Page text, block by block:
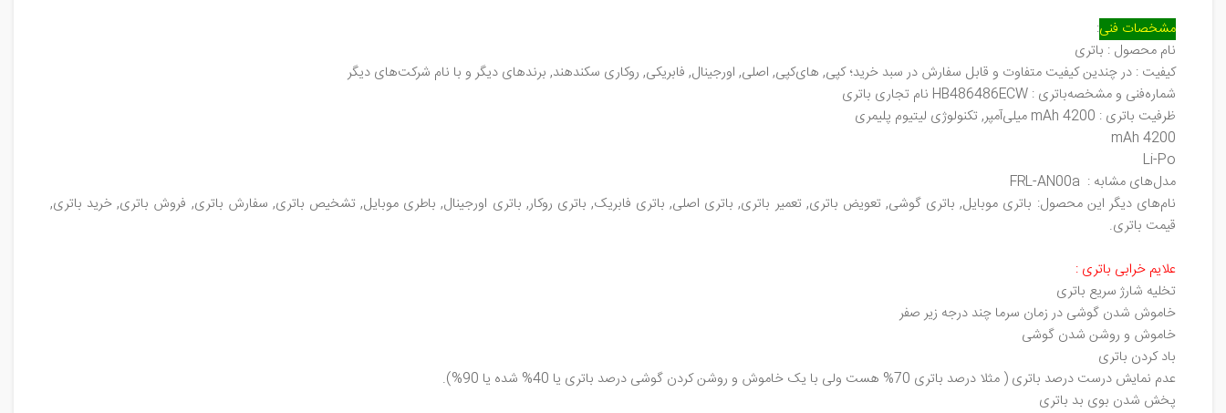
مشخصات فنی:
نام محصول : باتری
کیفیت : در چندین کیفیت متفاوت و قابل سفارش در سبد خرید؛ کپی, های‌کپی, اصلی, اورجینال, فابریکی, روکاری سکند‌هند, برند‌های دیگر و با نام شرکت‌های دیگر
شماره‌فنی و مشخصه‌باتری : HB486486ECW نام تجاری باتری
ظرفیت باتری : 4200
mAh میلی‌آمپر, تکنولوژی لیتیوم پلیمری
4200
mAh
Li-Po
مدل‌های مشابه : FRL-AN00a
نام‌های دیگر این محصول: باتری موبایل, باتری گوشی, تعویض باتری, تعمیر باتری, باتری اصلی, باتری فابریک, باتری روکار, باتری اورجینال, باطری موبایل, تشخیص باتری, سفارش باتری, فروش باتری, خرید باتری,
قیمت باتری.
علایم خرابی باتری :
تخلیه شارژ سریع باتری
خاموش شدن گوشی در زمان سرما چند درجه زیر صفر
خاموش و روشن شدن گوشی
باد کردن باتری
عدم نمایش درست درصد باتری ( مثلا درصد باتری 70% هست ولی با یک خاموش و روشن کردن گوشی درصد باتری یا 40% شده یا 90%).
پخش شدن بوی بد باتری